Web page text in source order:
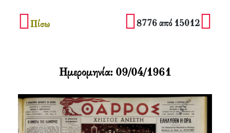
Πίσω 8776 από 15012
Ημερομηνία: 09/04/1961